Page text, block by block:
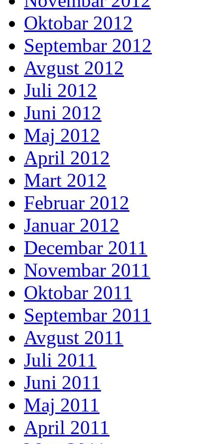
Oktobar 2012
Septembar 2012
Avgust 2012
Juli 2012
Juni 2012
Maj 2012
April 2012
Mart 2012
Februar 2012
Januar 2012
Decembar 2011
Novembar 2011
Oktobar 2011
Septembar 2011
Avgust 2011
Juli 2011
Juni 2011
Maj 2011
April 2011